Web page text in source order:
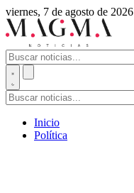
viernes, 7 de agosto de 2026
Inicio
Política